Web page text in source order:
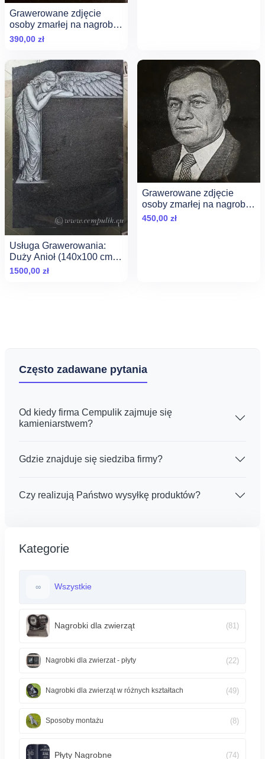
Grawerowane zdjęcie
osoby zmarłej na nagrobek
30x20cm
390,00 zł
Usługa Grawerowania:
Duży Anioł (140x100 cm)
na Granicie
1500,00 zł
Grawerowane zdjęcie
osoby zmarłej na nagrobek
21x16cm
450,00 zł
Często zadawane pytania
Od kiedy firma Cempulik zajmuje się
kamieniarstwem?
Gdzie znajduje się siedziba firmy?
Czy realizują Państwo wysyłkę produktów?
Kategorie
∞ Wszystkie
Nagrobki dla zwierząt (81)
Nagrobki dla zwierzat - płyty (22)
Nagrobki dla zwierząt w różnych kształtach (49)
Sposoby montażu (8)
Płyty Nagrobne (74)